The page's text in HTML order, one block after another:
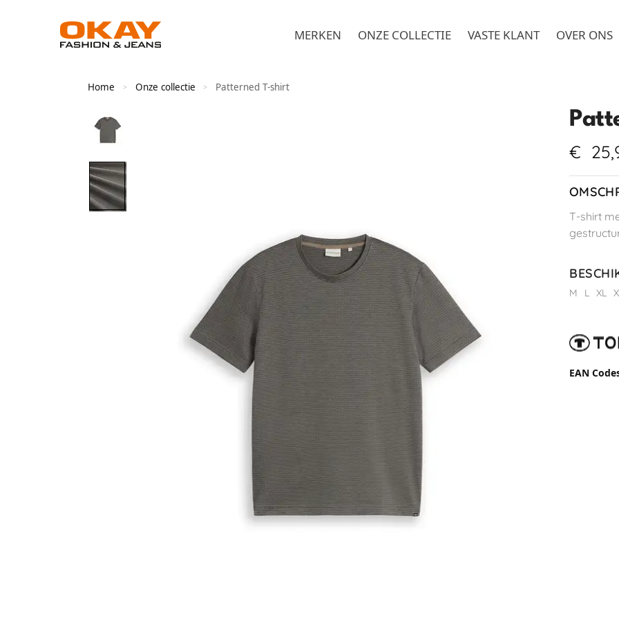
MERKEN ONZE COLLECTIE VASTE KLANT OVER ONS
Home > Onze collectie > Patterned T-shirt
€
T-shirt
M L XL
EAN